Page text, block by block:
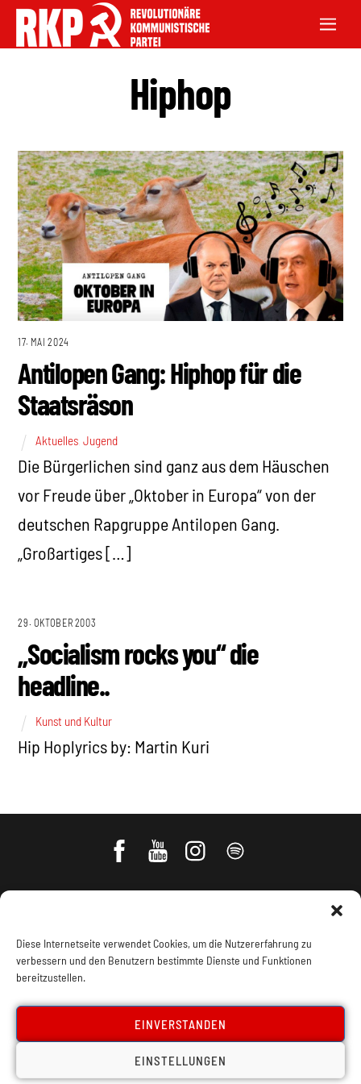
Diese Internetseite verwendet Cookies, um die Nutzererfahrung zu
verbessern und den Benutzern bestimmte Dienste und Funktionen
bereitzustellen.
EINVERSTANDEN
EINSTELLUNGEN
Hiphop
17. MAI 2024
Antilopen Gang: Hiphop für die
Staatsräson
Aktuelles ,Jugend
Die Bürgerlichen sind ganz aus dem Häuschen
vor Freude über „Oktober in Europa“ von der
deutschen Rapgruppe Antilopen Gang.
„Großartiges […]
29. OKTOBER 2003
„Socialism rocks you“ die
headline..
Kunst und Kultur
Hip Hoplyrics by: Martin Kuri
Impressum, Offenlegung Cookie Policy
Datenschutz Kontakt